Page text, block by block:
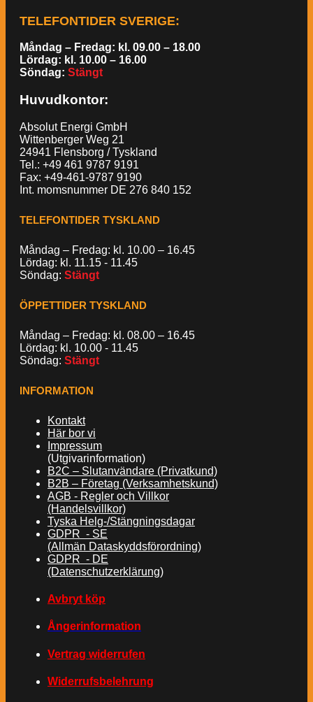
TELEFONTIDER SVERIGE:
Måndag – Fredag: kl. 09.00 – 18.00
Lördag: kl. 10.00 – 16.00
Söndag: Stängt
Huvudkontor:
Absolut Energi GmbH
Wittenberger Weg 21
24941 Flensborg / Tyskland
Tel.: +49 461 9787 9191
Fax: +49-461-9787 9190
Int. momsnummer DE 276 840 152
TELEFONTIDER TYSKLAND
Måndag – Fredag: kl. 10.00 – 16.45
Lördag: kl. 11.15 - 11.45
Söndag: Stängt
ÖPPETTIDER TYSKLAND
Måndag – Fredag: kl. 08.00 – 16.45
Lördag: kl. 10.00 - 11.45
Söndag: Stängt
INFORMATION
Kontakt
Här bor vi
Impressum
(Utgivarinformation)
B2C – Slutanvändare (Privatkund)
B2B – Företag (Verksamhetskund)
AGB - Regler och Villkor
(Handelsvillkor)
Tyska Helg-/Stängningsdagar
GDPR - SE
(Allmän Dataskyddsförordning)
GDPR - DE
(Datenschutzerklärung)
Avbryt köp
Ångerinformation
Vertrag widerrufen
Widerrufsbelehrung